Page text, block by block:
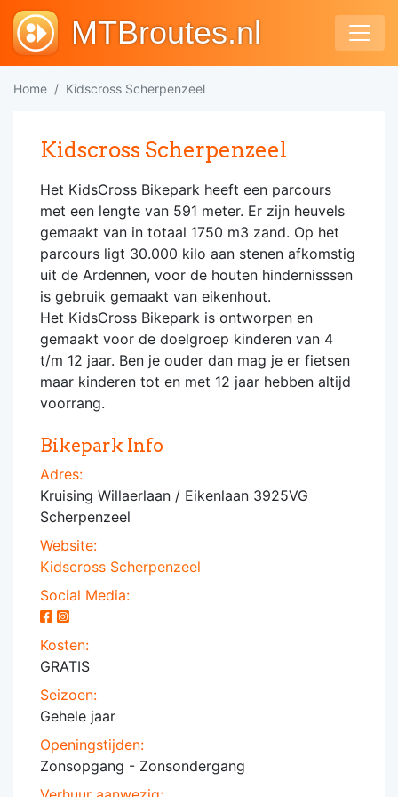
MTBroutes.nl
Home Kidscross Scherpenzeel
Kidscross Scherpenzeel
Het KidsCross Bikepark heeft een parcours
met een lengte van 591 meter. Er zijn heuvels
gemaakt van in totaal 1750 m3 zand. Op het
parcours ligt 30.000 kilo aan stenen afkomstig
uit de Ardennen, voor de houten hindernisssen
is gebruik gemaakt van eikenhout.
Het KidsCross Bikepark is ontworpen en
gemaakt voor de doelgroep kinderen van 4
t/m 12 jaar. Ben je ouder dan mag je er fietsen
maar kinderen tot en met 12 jaar hebben altijd
voorrang.
Bikepark Info
Adres:
Kruising Willaerlaan / Eikenlaan 3925VG
Scherpenzeel
Website:
Kidscross Scherpenzeel
Social Media:
Kosten:
GRATIS
Seizoen:
Gehele jaar
Openingstijden:
Zonsopgang - Zonsondergang